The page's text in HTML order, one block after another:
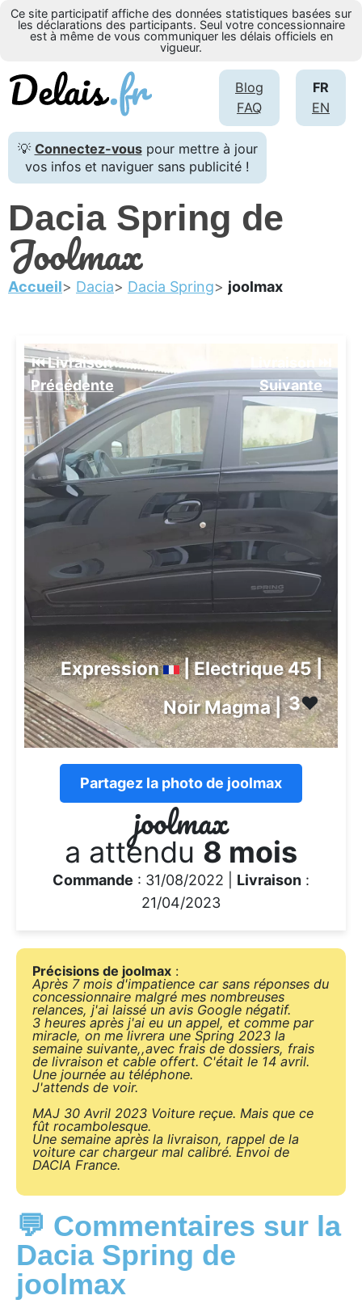
Ce site participatif affiche des données statistiques basées sur
les déclarations des participants. Seul votre concessionnaire
est à même de vous communiquer les délais officiels en
vigueur.
FR
EN
Blog
FAQ
💡 Connectez-vouspour mettre à jour
vos infos et naviguer sans publicité !
Dacia Spring de
Joolmax
Accueil Dacia Dacia Spring joolmax
⏮️ Livraison
Précédente
Suivante️
Expression
| Electrique 45 |
Noir Magma |3❤️
Partagez la photo de joolmax
joolmax
a attendu 8 mois
Commande : 31/08/2022 | Livraison :
21/04/2023
Précisions de joolmax :
Après 7 mois d'impatience car sans réponses du
concessionnaire malgré mes nombreuses
relances, j'ai laissé un avis Google négatif.
3 heures après j'ai eu un appel, et comme par
miracle, on me livrera une Spring 2023 la
semaine suivante,,avec frais de dossiers, frais
de livraison et cable offert. C'était le 14 avril.
Une journée au téléphone.
J'attends de voir.
MAJ 30 Avril 2023 Voiture reçue. Mais que ce
fût rocambolesque.
Une semaine après la livraison, rappel de la
voiture car chargeur mal calibré. Envoi de
DACIA France.
💬 Commentaires sur la
Dacia Spring de
joolmax